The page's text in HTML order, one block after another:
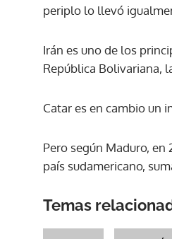
periplo lo llevó
Irán es uno de los
República Bolivariana,
Catar es en cambio un
Pero según Maduro,
país sudamericano,
Temas